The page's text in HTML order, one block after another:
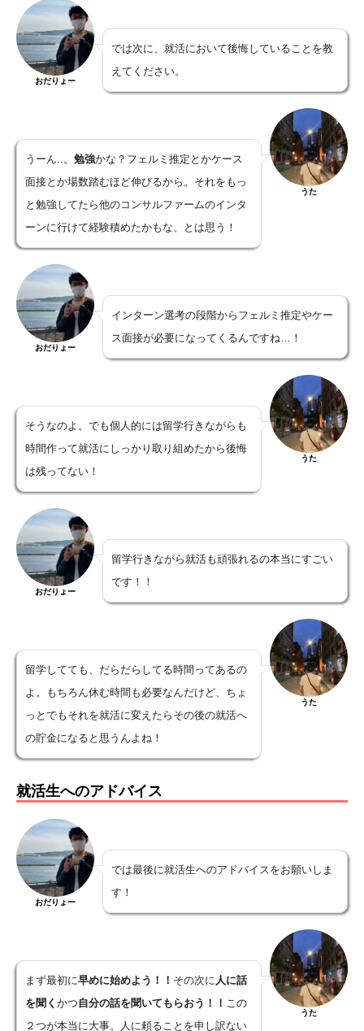
おだりょー
では次に、就活において後悔していることを教
えてください。
うーん..。 勉強かな？フェルミ推定とかケース
面接とか場数踏むほど伸びるから。それをもっ
と勉強してたら他のコンサルファームのインタ
ーンに行けて経験積めたかもな、とは思う！
うた
おだりょー
インターン選考の段階からフェルミ推定やケー
ス面接が必要になってくるんですね…！
そうなのよ。でも個人的には留学行きながらも
時間作って就活にしっかり取り組めたから後悔
は残ってない！
うた
おだりょー
留学行きながら就活も頑張れるの本当にすごい
です！！
留学してても、だらだらしてる時間ってあるの
よ。もちろん休む時間も必要なんだけど、ちょ
っとでもそれを就活に変えたらその後の就活へ
の貯金になると思うんよね！
うた
就活生へのアドバイス
おだりょー
では最後に就活生へのアドバイスをお願いしま
す！
まず最初に早めに始めよう！！ その次に人に話
を聞く かつ自分の話を聞いてもらおう！！ この
２つが本当に大事。人に頼ることを申し訳ない
うた